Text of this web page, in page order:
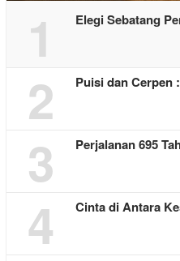
1 Elegi Sebatang
2 Puisi dan Cerpen
3 Perjalanan 695
4 Cinta di Antara